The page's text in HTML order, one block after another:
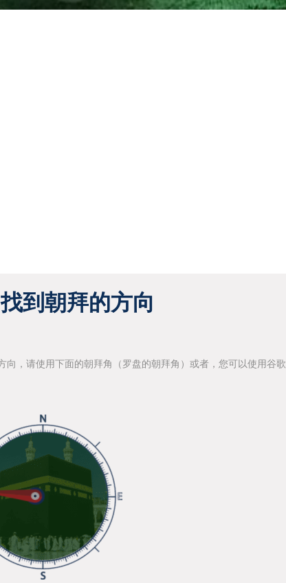
到朝拜的方向
，请使用下面的朝拜角（罗盘的朝拜角）或者，您可以使用谷